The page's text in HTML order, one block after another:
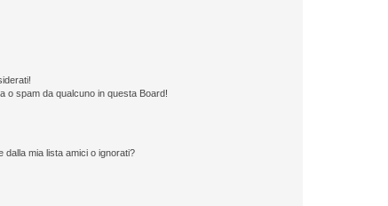
o spam da qualcuno in questa Board!
mia lista amici o ignorati?